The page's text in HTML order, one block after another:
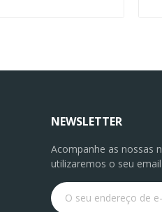
NEWSLETTER
Acompanhe as nossas
utilizaremos o seu